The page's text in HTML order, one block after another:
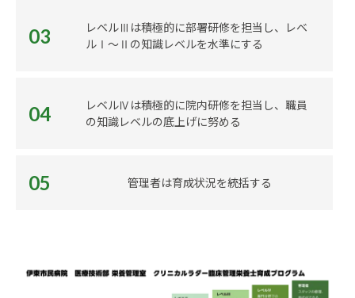
03
レベルⅢは積極的に部署研修を担当し、レベ
ルⅠ～Ⅱの知識レベルを水準にする
04
レベルⅣは積極的に院内研修を担当し、職員
の知識レベルの底上げに努める
05 管理者は育成状況を統括する